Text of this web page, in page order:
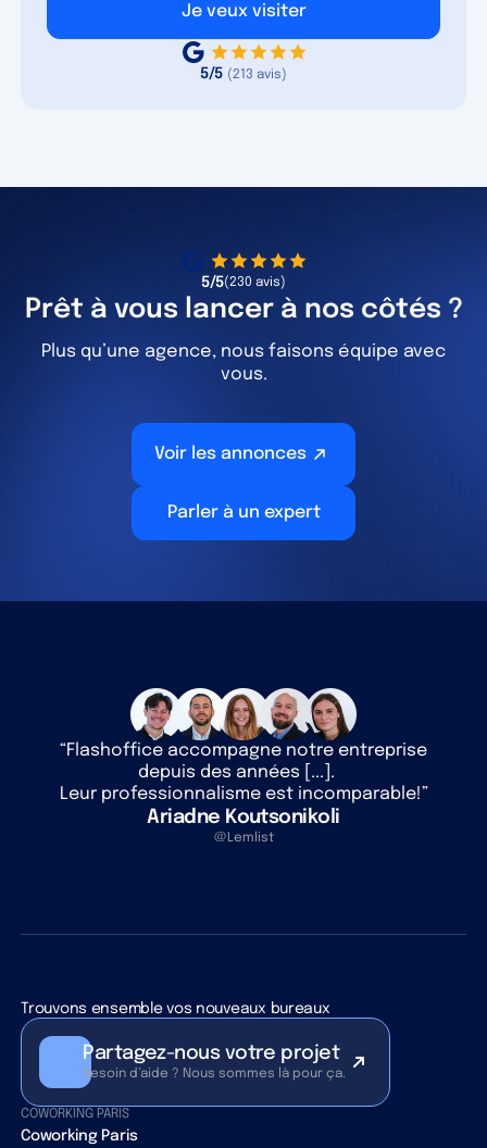
Je veux visiter
5/5 (213 avis)
5/5(230 avis)
Prêt à vous lancer à nos côtés ?
Plus qu’une agence, nous faisons équipe avec
vous.
Voir les annonces
Parler à un expert
“Flashoffice accompagne notre entreprise
depuis des années [...].
Leur professionnalisme est incomparable!”
Ariadne Koutsonikoli
@Lemlist
Trouvons ensemble vos nouveaux bureaux
Partagez-nous votre projet
Besoin d’aide ? Nous sommes là pour ça.
COWORKING PARIS
Coworking Paris